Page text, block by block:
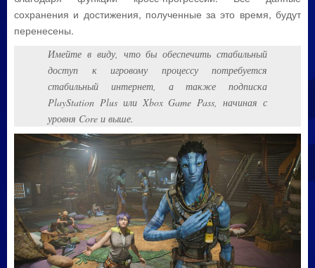
сохранения и достижения, полученные за это время, будут
перенесены.
Имейте в виду, что бы обеспечить стабильный
доступ к игровому процессу потребуется
стабильный интернет, а также подписка
PlayStation Plus или Xbox Game Pass, начиная с
уровня Core и выше.